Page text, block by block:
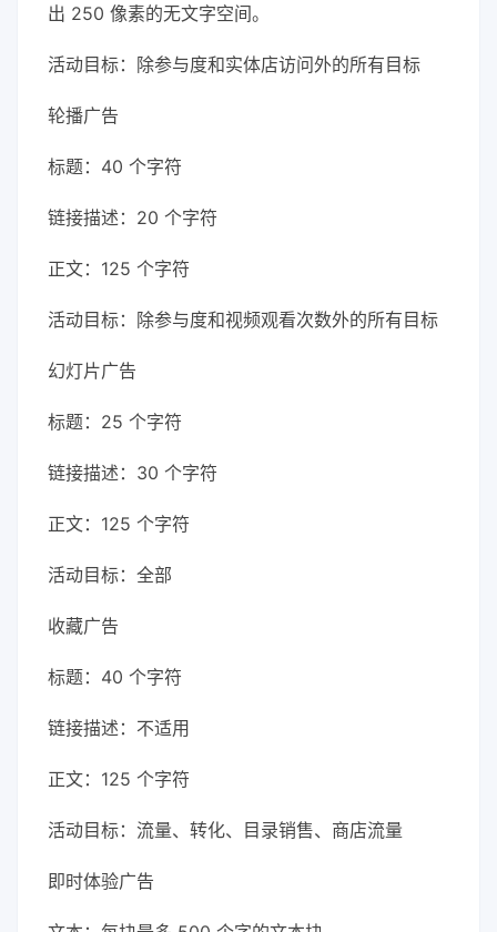
出 250 像素的无文字空间。
活动目标：除参与度和实体店访问外的所有目标
轮播广告
标题：40 个字符
链接描述：20 个字符
正文：125 个字符
活动目标：除参与度和视频观看次数外的所有目标
幻灯片广告
标题：25 个字符
链接描述：30 个字符
正文：125 个字符
活动目标：全部
收藏广告
标题：40 个字符
链接描述：不适用
正文：125 个字符
活动目标：流量、转化、目录销售、商店流量
即时体验广告